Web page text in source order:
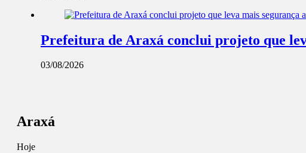
Prefeitura de Araxá conclui projeto que
03/08/2026
Araxá
Hoje